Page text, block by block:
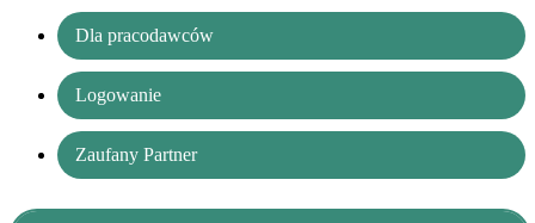
Dla pracodawców
Logowanie
Zaufany Partner